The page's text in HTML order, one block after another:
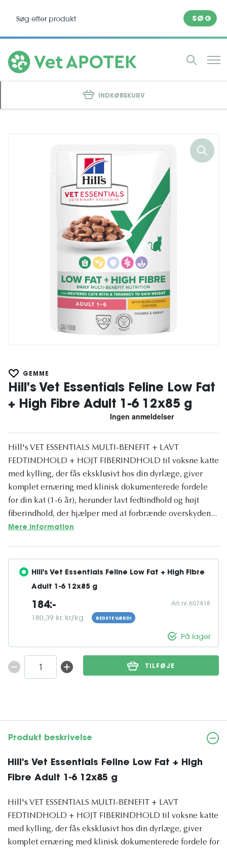
SØG
INDKØBSKURV
GEMME
Hill's Vet Essentials Feline Low Fat
+ High Fibre Adult 1-6 12x85 g
Hill's VET ESSENTIALS MULTI-BENEFIT + LAVT
FEDTINDHOLD + HØJT FIBERINDHOLD til voksne katte
med kylling, der fås eksklusivt hos din dyrlæge, giver
komplet ernæring med klinisk dokumenterede fordele
for din kat (1-6 år), herunder lavt fedtindhold og højt
fiberindhold, der hjælper med at forbrænde overskyden...
Mere information
Hill's Vet Essentials Feline Low Fat + High Fibre
Adult 1-6 12x85 g
184:-
180,39 kr. kr/kg BEDSTE VÆRDI
Art. nr. 607418
På lager
TILFØJE
Produkt beskrivelse
Hill's Vet Essentials Feline Low Fat + High
Fibre Adult 1-6 12x85 g
Hill's VET ESSENTIALS MULTI-BENEFIT + LAVT
FEDTINDHOLD + HØJT FIBERINDHOLD til voksne katte
med kylling, der fås eksklusivt hos din dyrlæge, giver
komplet ernæring med klinisk dokumenterede fordele for